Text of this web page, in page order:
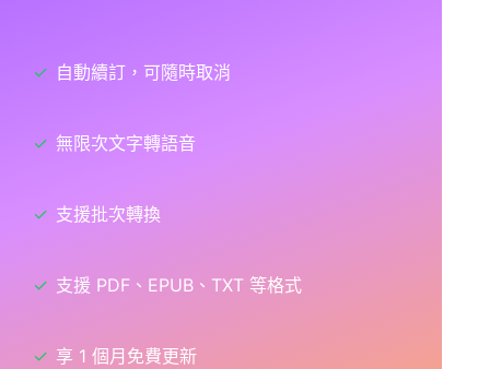
✓ 自動續訂，可隨時取消
✓ 無限次文字轉語音
✓ 支援批次轉換
✓ 支援 PDF、EPUB、TXT 等格式
✓ 享 1 個月免費更新